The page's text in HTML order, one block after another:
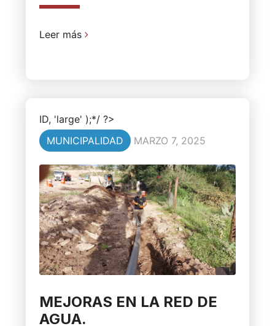
Leer más
ID, 'large' );*/ ?>
MUNICIPALIDAD
MARZO 7, 2025
MEJORAS EN LA RED DE
AGUA.